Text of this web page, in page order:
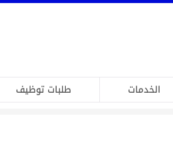
الخدمات طلبات توظيف